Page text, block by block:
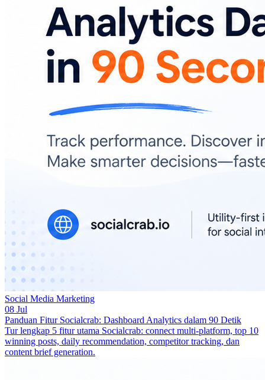
Social Media Marketing
08 Jul
Panduan Fitur Socialcrab: Dashboard Analytics dalam 90 Detik
Tur lengkap 5 fitur utama Socialcrab: connect multi-platform, top 10
winning posts, daily recommendation, competitor tracking, dan
content brief generation.